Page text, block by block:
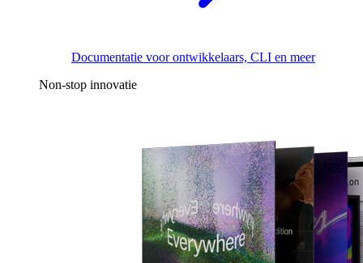
Documentatie voor ontwikkelaars, CLI en meer
Non-stop innovatie